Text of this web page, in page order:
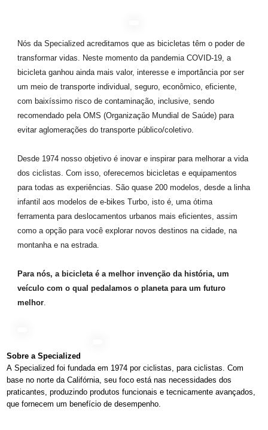
Nós da Specialized acreditamos que as bicicletas têm o poder de
transformar vidas. Neste momento da pandemia COVID-19, a
bicicleta ganhou ainda mais valor, interesse e importância por ser
um meio de transporte individual, seguro, econômico, eficiente,
com baixíssimo risco de contaminação, inclusive, sendo
recomendado pela OMS (Organização Mundial de Saúde) para
evitar aglomerações do transporte público/coletivo.
Desde 1974 nosso objetivo é inovar e inspirar para melhorar a vida
dos ciclistas. Com isso, oferecemos bicicletas e equipamentos
para todas as experiências. São quase 200 modelos, desde a linha
infantil aos modelos de e-bikes Turbo, isto é, uma ótima
ferramenta para deslocamentos urbanos mais eficientes, assim
como a opção para você explorar novos destinos na cidade, na
montanha e na estrada.
Para nós, a bicicleta é a melhor invenção da história, um
veículo com o qual pedalamos o planeta para um futuro
melhor.
Sobre a Specialized
A Specialized foi fundada em 1974 por ciclistas, para ciclistas. Com
base no norte da Califórnia, seu foco está nas necessidades dos
praticantes, produzindo produtos funcionais e tecnicamente avançados,
que fornecem um benefício de desempenho.